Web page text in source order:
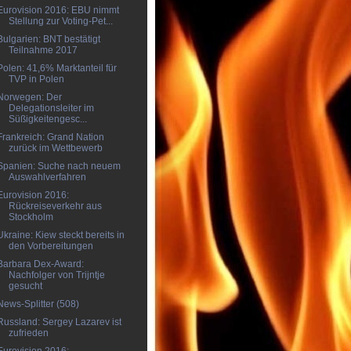
2016: EBU nimmt
Stellung zur Voting-Pet...
BNT bestätigt
Teilnahme 2017
41,6% Marktanteil für
TVP in Polen
Der
Delegationsleiter im
Süßigkeitengesc...
Grand Nation
zurück im Wettbewerb
Suche nach neuem
Auswahlverfahren
2016:
Rückreiseverkehr aus
Stockholm
Kiew steckt bereits in
den Vorbereitungen
Dex-Award:
Nachfolger von Trijntje
gesucht
Splitter (508)
Sergey Lazarev ist
zufrieden